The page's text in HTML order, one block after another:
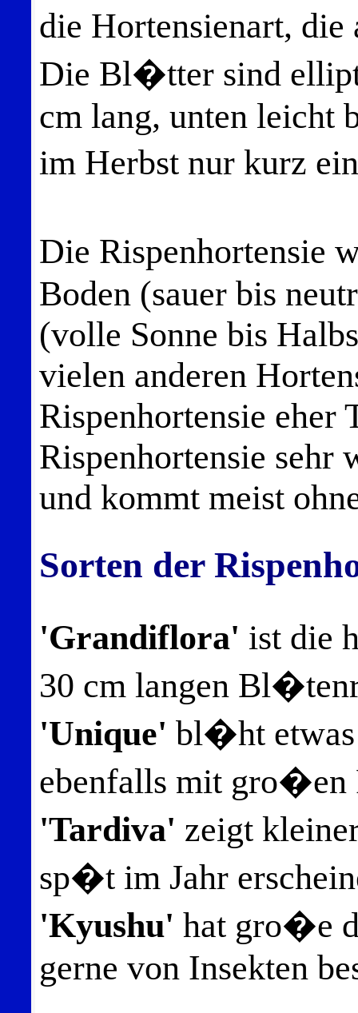
die Hortensienart,
Die Bl�tter sind
cm lang, unten leicht
im Herbst nur kurz
Die Rispenhortensie
Boden (sauer bis
(volle Sonne bis
vielen anderen
Rispenhortensie eher
Rispenhortensie sehr
und kommt meist
Sorten der
'Grandiflora' ist die
30 cm langen
'Unique' bl�ht
ebenfalls mit gro�en
'Tardiva' zeigt
sp�t im Jahr
'Kyushu' hat gro�e
gerne von Insekten